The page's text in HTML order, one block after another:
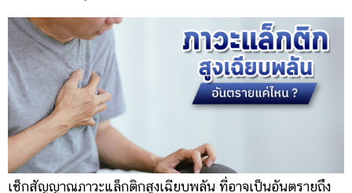
เช็กสัญญาณภาวะแล็กติกสูงเฉียบพลัน ที่อาจเป็นอันตรายถึง